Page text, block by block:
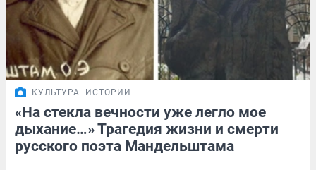
КУЛЬТУРА ИСТОРИИ
«На стекла вечности уже легло мое
дыхание…» Трагедия жизни и смерти
русского поэта Мандельштама